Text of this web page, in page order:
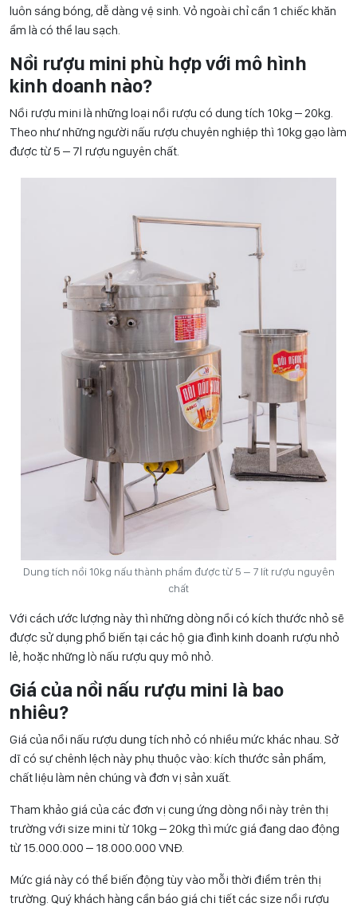
luôn sáng bóng, dễ dàng vệ sinh. Vỏ ngoài chỉ cần 1 chiếc khăn
ẩm là có thể lau sạch.
Nồi rượu mini phù hợp với mô hình
kinh doanh nào?
Nồi rượu mini là những loại nồi rượu có dung tích 10kg – 20kg.
Theo như những người nấu rượu chuyên nghiệp thì 10kg gạo làm
được từ 5 – 7l rượu nguyên chất.
Dung tích nồi 10kg nấu thành phẩm được từ 5 – 7 lít rượu nguyên
chất
Với cách ước lượng này thì những dòng nồi có kích thước nhỏ sẽ
được sử dụng phổ biến tại các hộ gia đình kinh doanh rượu nhỏ
lẻ, hoặc những lò nấu rượu quy mô nhỏ.
Giá của nồi nấu rượu mini là bao
nhiêu?
Giá của nồi nấu rượu dung tích nhỏ có nhiều mức khác nhau. Sở
dĩ có sự chênh lệch này phụ thuộc vào: kích thước sản phẩm,
chất liệu làm nên chúng và đơn vị sản xuất.
Tham khảo giá của các đơn vị cung ứng dòng nồi này trên thị
trường với size mini từ 10kg – 20kg thì mức giá đang dao động
từ 15.000.000 – 18.000.000 VNĐ.
Mức giá này có thể biến động tùy vào mỗi thời điểm trên thị
trường. Quý khách hàng cần báo giá chi tiết các size nồi rượu